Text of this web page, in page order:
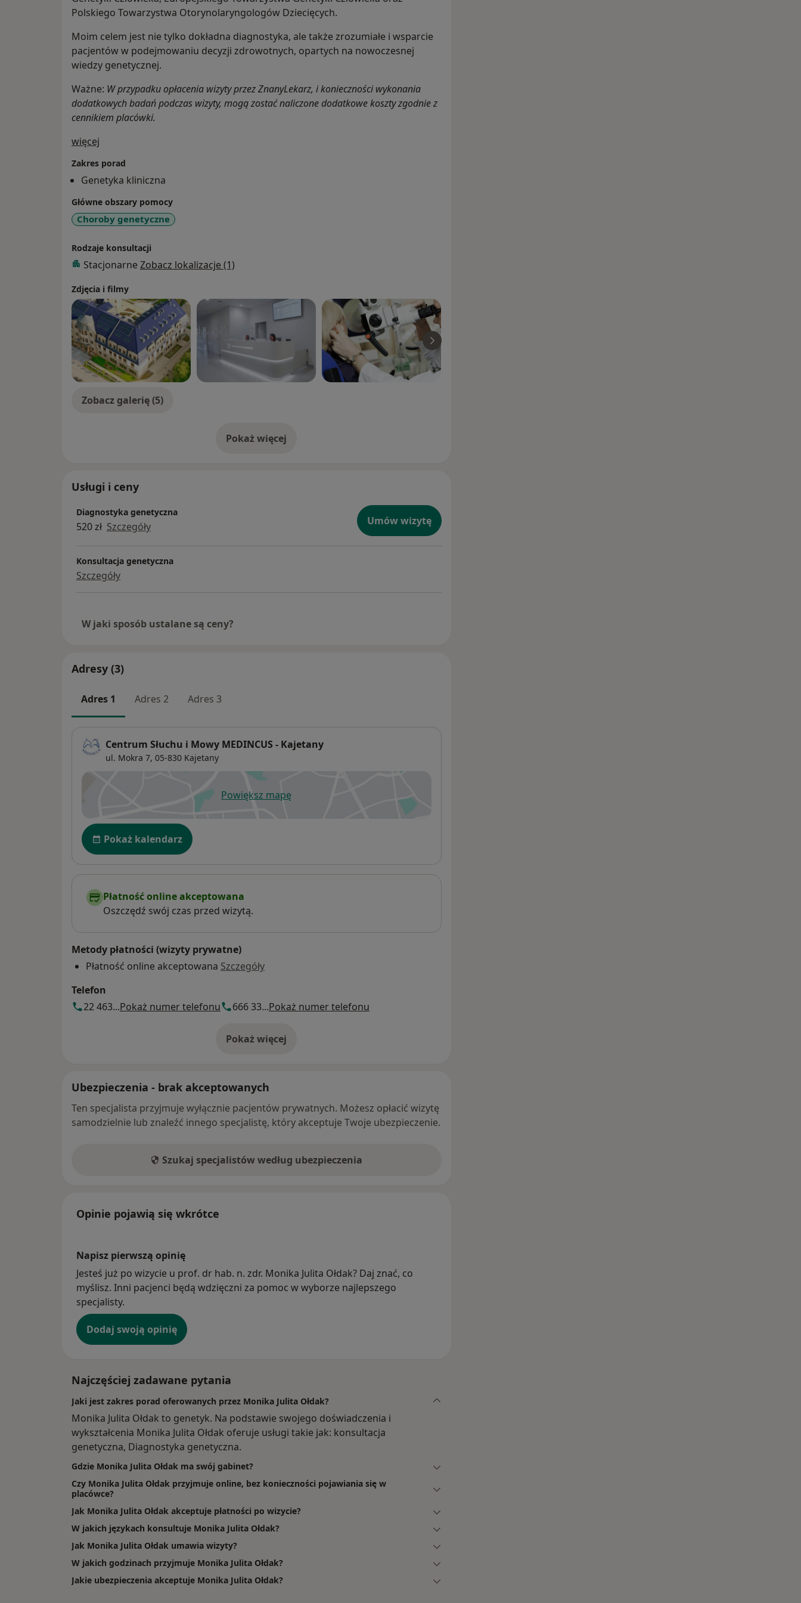
Polskiego Towarzystwa Otorynolaryngologów Dziecięcych.
Moim celem jest nie tylko dokładna diagnostyka, ale także zrozumiałe i wsparcie
pacjentów w podejmowaniu decyzji zdrowotnych, opartych na nowoczesnej
wiedzy genetycznej.
Ważne: W przypadku opłacenia wizyty przez ZnanyLekarz, i konieczności wykonania
dodatkowych badań podczas wizyty, mogą zostać naliczone dodatkowe koszty zgodnie z
cennikiem placówki.
więcej
Zakres porad
Genetyka kliniczna
Główne obszary pomocy
Choroby genetyczne
Rodzaje konsultacji
Stacjonarne Zobacz lokalizacje (1)
Zdjęcia i filmy
Zobacz galerię (5)
Pokaż więcejo doświadczeniu
Usługi i ceny
Diagnostyka genetyczna
520 zł Szczegóły Umów wizytę
Konsultacja genetyczna
Szczegóły
W jaki sposób ustalane są ceny?
Adresy (3)
Adres 1 Adres 2 Adres 3
Centrum Słuchu i Mowy MEDINCUS - Kajetany
ul. Mokra 7, 05-830 Kajetany
Powiększ mapęotwiera się w nowej karcie
Dostępność
Pokaż kalendarz
Płatność online akceptowana
Oszczędź swój czas przed wizytą.
Metody płatności (wizyty prywatne)
Płatność online akceptowana Szczegóły
Telefon
22 463...Pokaż numer telefonu 666 33...Pokaż numer telefonu
Pokaż więcej
o adresie
Ubezpieczenia - brak akceptowanych
Ten specjalista przyjmuje wyłącznie pacjentów prywatnych. Możesz opłacić wizytę
samodzielnie lub znaleźć innego specjalistę, który akceptuje Twoje ubezpieczenie.
Szukaj specjalistów według ubezpieczenia
Opinie pojawią się wkrótce
Napisz pierwszą opinię
Jesteś już po wizycie u prof. dr hab. n. zdr. Monika Julita Ołdak? Daj znać, co
myślisz. Inni pacjenci będą wdzięczni za pomoc w wyborze najlepszego
specjalisty.
Dodaj swoją opinię
Najczęściej zadawane pytania
Jaki jest zakres porad oferowanych przez Monika Julita Ołdak?
Monika Julita Ołdak to genetyk. Na podstawie swojego doświadczenia i
wykształcenia Monika Julita Ołdak oferuje usługi takie jak: konsultacja
genetyczna, Diagnostyka genetyczna.
Gdzie Monika Julita Ołdak ma swój gabinet?
Czy Monika Julita Ołdak przyjmuje online, bez konieczności pojawiania się w
placówce?
Jak Monika Julita Ołdak akceptuje płatności po wizycie?
W jakich językach konsultuje Monika Julita Ołdak?
Jak Monika Julita Ołdak umawia wizyty?
W jakich godzinach przyjmuje Monika Julita Ołdak?
Jakie ubezpieczenia akceptuje Monika Julita Ołdak?